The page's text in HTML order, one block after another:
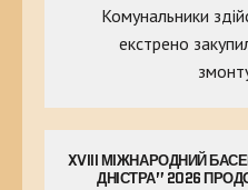
Комунальники
екстрено
XVIII МІЖНАРОДНИЙ
ДНІСТРА” 2026